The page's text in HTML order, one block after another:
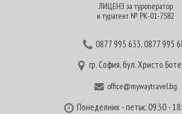
ЛИЦЕНЗ за туроператор
и турагент № РК-01-7582
0877 995 633,0877 995
гр. София, бул. Христо
office@mywaytravel.bg
Понеделник - петък: 09:30 -